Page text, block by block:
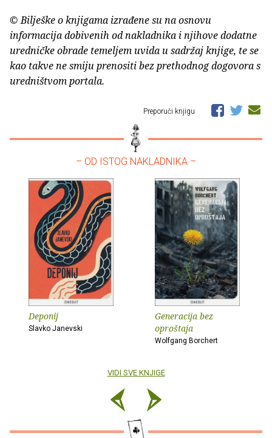
© Bilješke o knjigama izrađene su na osnovu
informacija dobivenih od nakladnika i njihove dodatne
uredničke obrade temeljem uvida u sadržaj knjige, te se
kao takve ne smiju prenositi bez prethodnog dogovora s
uredništvom portala.
Preporuči knjigu
– OD ISTOG NAKLADNIKA –
Deponij
Slavko Janevski
Generacija bez
oproštaja
Wolfgang Borchert
VIDI SVE KNJIGE